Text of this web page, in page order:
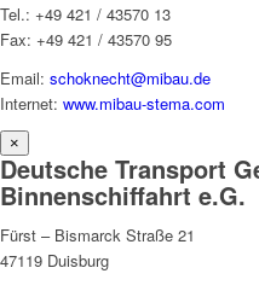
Tel.: +49 421 / 43570 13
Fax: +49 421 / 43570 95
Email: schoknecht@mibau.de
Internet: www.mibau-stema.com
×
Deutsche Transport
Binnenschiffahrt e.G.
Fürst – Bismarck Straße 21
47119 Duisburg